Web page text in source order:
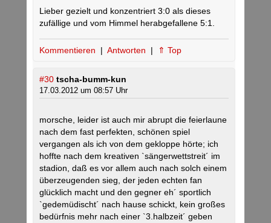
Lieber gezielt und konzentriert 3:0 als dieses
zufällige und vom Himmel herabgefallene 5:1.
Kommentieren | Antworten | ⇑ Top
#30 tscha-bumm-kun
17.03.2012 um 08:57 Uhr
morsche, leider ist auch mir abrupt die feierlaune
nach dem fast perfekten, schönen spiel
vergangen als ich von dem gekloppe hörte; ich
hoffte nach dem kreativen `sängerwettstreit´ im
stadion, daß es vor allem auch nach solch einem
überzeugenden sieg, der jeden echten fan
glücklich macht und den gegner eh´ sportlich
`gedemüdischt´ nach hause schickt, kein großes
bedürfnis mehr nach einer `3.halbzeit´ geben